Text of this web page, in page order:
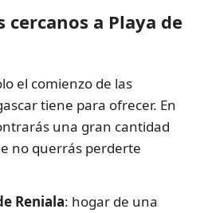
a Playa de
el comienzo de las
tiene para ofrecer. En
una gran cantidad
no querrás perderte
Reniala: hogar de una